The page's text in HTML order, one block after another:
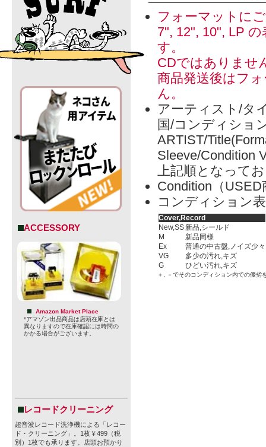
ACCESSORY
Amazon Market Place
*アマゾン出品商品は店頭在庫とは
異なりますので在庫確認には時間の
かかる場合がございます。
レコードクリーニング
超音波レコード洗浄機による「レコー
ド・クリーニング」。1枚￥499（税
別）1枚でも承ります。店頭お預かり
» 特定商取引法に
フォーマットに
7", 12", 10", LP
す。
CDではありませ
商品発送後はフ
ん。
アーティスト/タ
国/コンディショ
ARTIST/
Sleeve/Condition
上記順となって
Condition（
コンディション
Cover,Record
New,SS新品,シールド
M
新品同様
Ex
普通の中古盤,ノイズ少々
VG
多少の汚れ,キズ
G
ひどい汚れ,キズ
＋, －でそのコンディション内での優劣